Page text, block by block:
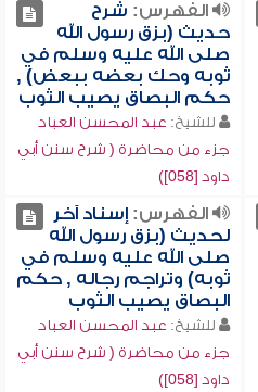
الفهرس: شرح
حديث (بزق رسول الله
صلى الله عليه وسلم في
ثوبه وحك بعضه ببعض) ,
حكم البصاق يصيب الثوب
للشيخ: عبد المحسن العباد
جزء من محاضرة ( شرح سنن أبي
داود [058])
الفهرس:إسناد آخر
لحديث (بزق رسول الله
صلى الله عليه وسلم في
ثوبه) وتراجم رجاله , حكم
البصاق يصيب الثوب
للشيخ: عبد المحسن العباد
جزء من محاضرة ( شرح سنن أبي
داود [058])